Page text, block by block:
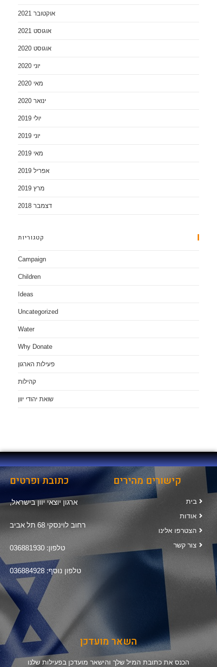
אוקטובר 2021
אוגוסט 2021
אוגוסט 2020
יוני 2020
מאי 2020
ינואר 2020
יולי 2019
יוני 2019
מאי 2019
אפריל 2019
מרץ 2019
דצמבר 2018
קטגוריות
Campaign
Children
Ideas
Uncategorized
Water
Why Donate
פעילות הארגון
קהילות
שואת יהודי יוון
קישורים מהירים
בית
אודות
הצטרפו אלינו
צור קשר
כתובת ופרטים
ארגון יוצאי יוון בישראל,
רחוב לוינסקי 68 תל אביב
טלפון: 036881930
טלפון נוסף: 036884928
השאר מועדכן
הכנס את כתובת המיל שלך והישאר מועדכן בפעילות שלנו